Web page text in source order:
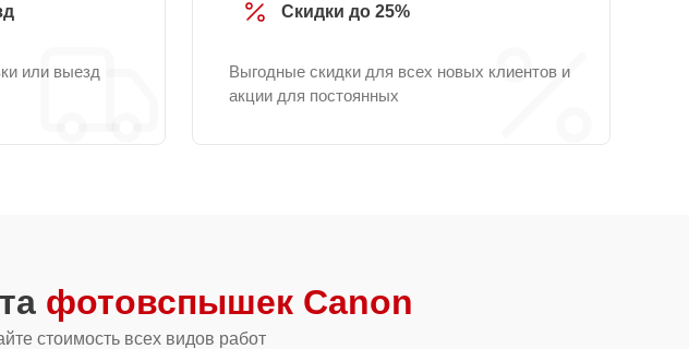
или выезд
Скидки до 25%
Выгодные скидки для всех новых клиентов и
акции для постоянных
фотовспышек Canon
стоимость всех видов работ